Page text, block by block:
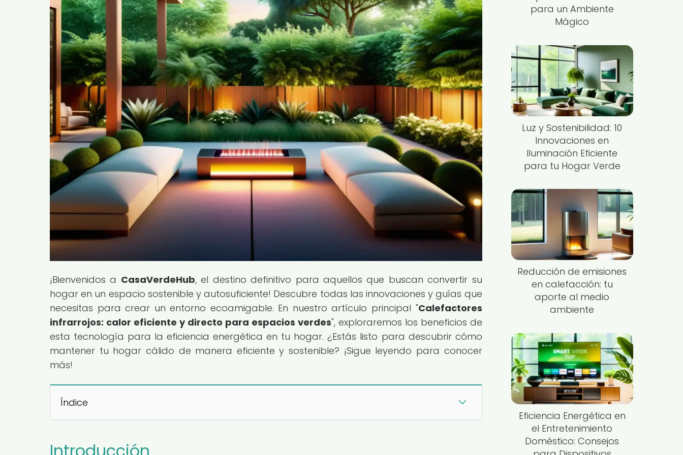
¡Bienvenidos a CasaVerdeHub, el destino definitivo para aquellos que buscan convertir su
hogar en un espacio sostenible y autosuficiente! Descubre todas las innovaciones y guías que
necesitas para crear un entorno ecoamigable. En nuestro artículo principal "Calefactores
infrarrojos: calor eficiente y directo para espacios verdes", exploraremos los beneficios de
esta tecnología para la eficiencia energética en tu hogar. ¿Estás listo para descubrir cómo
mantener tu hogar cálido de manera eficiente y sostenible? ¡Sigue leyendo para conocer
más!
Índice
para un Ambiente
Mágico
Luz y Sostenibilidad: 10
Innovaciones en
Iluminación Eficiente
para tu Hogar Verde
Reducción de emisiones
en calefacción: tu
aporte al medio
ambiente
Eficiencia Energética en
el Entretenimiento
Doméstico: Consejos